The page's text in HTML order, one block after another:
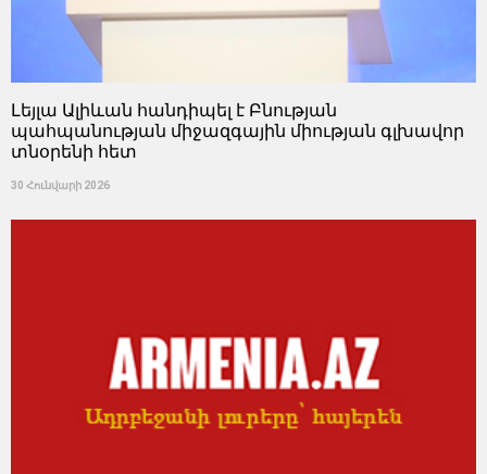
Լեյլա Ալիևան հանդիպել է Բնության
պահպանության միջազգային միության գլխավոր
տնօրենի հետ
30 Հունվարի 2026